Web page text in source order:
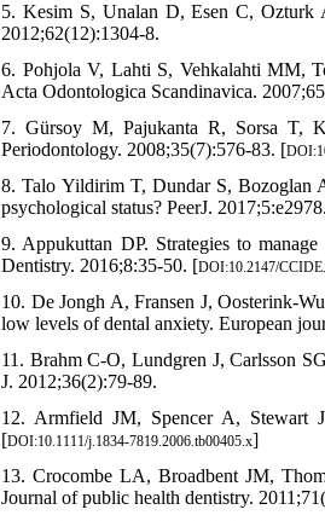
5. Kesim S, Unalan D, Esen C, Ozturk
2012;62(12):1304-8.
6. Pohjola V, Lahti S, Vehkalahti MM,
Acta Odontologica Scandinavica.
7. Gürsoy M, Pajukanta R, Sorsa T,
Periodontology. 2008;35(7):576-83. [
8. Talo Yildirim T, Dundar S, Bozoglan
psychological status? PeerJ.
9. Appukuttan DP. Strategies to
Dentistry. 2016;8:35-50. [DOI:10.2147/
10. De Jongh A, Fransen J, Oosterink-
low levels of dental anxiety. European
11. Brahm C-O, Lundgren J, Carlsson
J. 2012;36(2):79-89.
12. Armfield JM, Spencer A, Stewart
[DOI:10.1111/j.1834-7819.2006.tb00405.x]
13. Crocombe LA, Broadbent JM,
Journal of public health dentistry.